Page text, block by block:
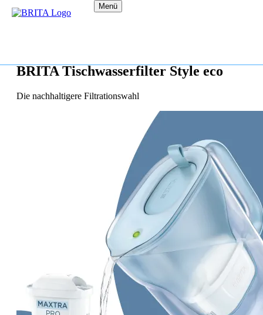
Menü
BRITA Tischwasserfilter Style eco
Die nachhaltigere Filtrationswahl